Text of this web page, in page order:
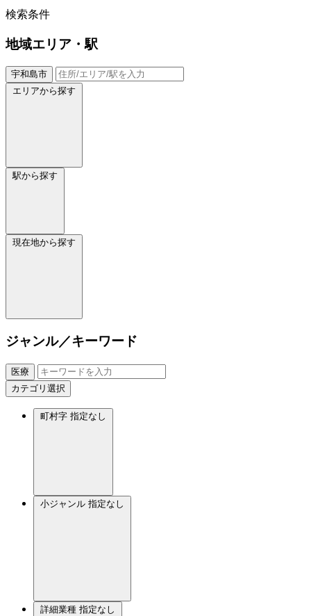
検索条件
地域エリア・駅
宇和島市
エリアから探す
駅から探す
現在地から探す
ジャンル／キーワード
医療
カテゴリ選択
町村字 指定なし
小ジャンル 指定なし
詳細業種 指定なし